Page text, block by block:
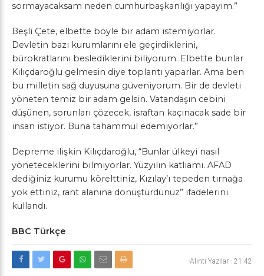
sormayacaksam neden cumhurbaşkanlığı yapayım.”
Beşli Çete, elbette böyle bir adam istemiyorlar.
Devletin bazı kurumlarını ele geçirdiklerini,
bürokratlarını beslediklerini biliyorum. Elbette bunlar
Kılıçdaroğlu gelmesin diye toplantı yaparlar. Ama ben
bu milletin sağ duyusuna güveniyorum. Bir de devleti
yöneten temiz bir adam gelsin. Vatandaşın cebini
düşünen, sorunları çözecek, israftan kaçınacak sade bir
insan istiyor. Buna tahammül edemiyorlar.”
Depreme ilişkin Kılıçdaroğlu, “Bunlar ülkeyi nasıl
yöneteceklerini bilmiyorlar. Yüzyılın katliamı. AFAD
dediğiniz kurumu körelttiniz, Kızılay’ı tepeden tırnağa
yok ettiniz, rant alanına dönüştürdünüz” ifadelerini
kullandı.
BBC Türkçe
-Alıntı Yazılar - 21:42